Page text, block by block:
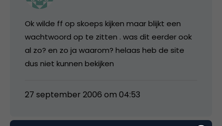
Ok wilde ff op skoeps kijken maar blijkt een
wachtwoord op te zitten . was dit eerder ook
al zo? en zo ja waarom? helaas heb de site
dus niet kunnen bekijken
27 september 2006 om 04:53